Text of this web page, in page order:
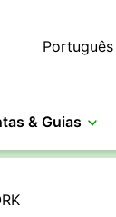
Português
& Guias